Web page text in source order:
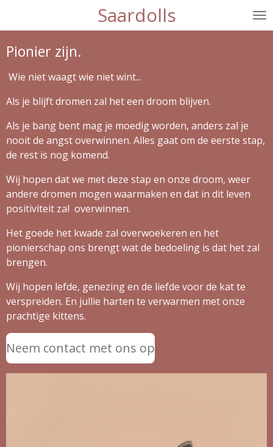
de
hoofdinhoud
Saardolls
Pionier zijn.
Wie niet waagt wie niet wint...
Als je blijft dromen zal het een droom blijven.
Als je bang bent mag je moedig worden, anders zal je
nooit de angst overwinnen. Alles gaat om de eerste stap,
de rest is nog komend.
Wij hopen dat we met deze stap en onze droom, weer
andere dromen mogen waarmaken en dat in dit leven
positiviteit zal overwinnen.
Het goede het kwade zal overwoekeren en het
pionierschap ons brengt wat de bedoeling is dat het zal
brengen.
Wij hopen lefde, genezing en de liefde voor de kat te
verspreiden. En jullie harten te verwarmen met onze
prachtige kittens.
Neem contact met ons op